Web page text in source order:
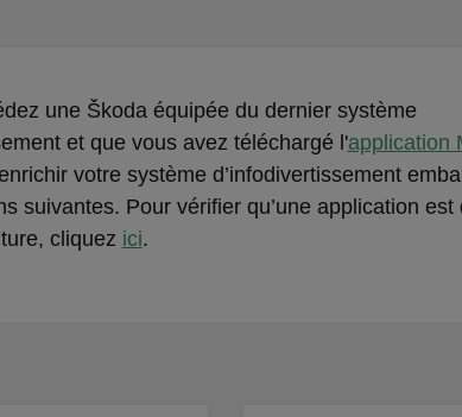
une Škoda équipée du dernier système
et que vous avez téléchargé l'application
votre système d’infodivertissement
suivantes. Pour vérifier qu’une application est
cliquez ici.